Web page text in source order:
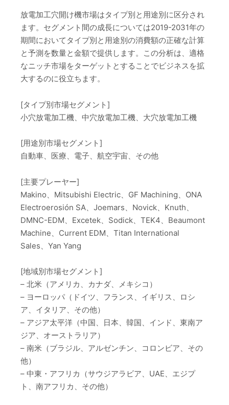
放電加工穴開け機市場はタイプ別と用途別に区分され
ます。セグメント間の成長については2019-2031年の
期間においてタイプ別と用途別の消費額の正確な計算
と予測を数量と金額で提供します。この分析は、適格
なニッチ市場をターゲットとすることでビジネスを拡
大するのに役立ちます。
[タイプ別市場セグメント]
小穴放電加工機、中穴放電加工機、大穴放電加工機
[用途別市場セグメント]
自動車、医療、電子、航空宇宙、その他
[主要プレーヤー]
Makino、Mitsubishi Electric、GF Machining、ONA
Electroerosión SA、Joemars、Novick、Knuth、
DMNC-EDM、Excetek、Sodick、TEK4、Beaumont
Machine、Current EDM、Titan International
Sales、Yan Yang
[地域別市場セグメント]
– 北米（アメリカ、カナダ、メキシコ）
– ヨーロッパ（ドイツ、フランス、イギリス、ロシ
ア、イタリア、その他）
– アジア太平洋（中国、日本、韓国、インド、東南ア
ジア、オーストラリア）
– 南米（ブラジル、アルゼンチン、コロンビア、その
他）
– 中東・アフリカ（サウジアラビア、UAE、エジプ
ト、南アフリカ、その他）